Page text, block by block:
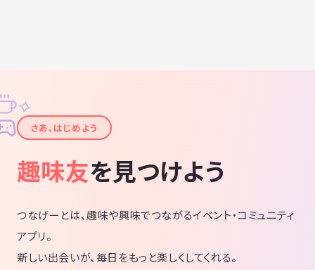
✦
✧
さあ、はじめよう
趣味友を見つけよう
つなげーとは、趣味や興味でつながるイベント・コミュニティ
アプリ。
新しい出会いが、毎日をもっと楽しくしてくれる。